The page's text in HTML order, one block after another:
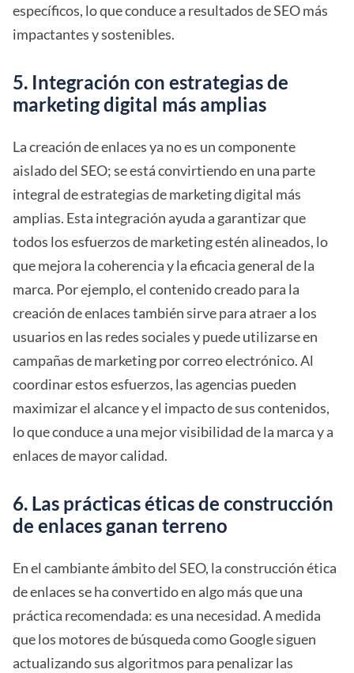
específicos, lo que conduce a resultados de SEO más
impactantes y sostenibles.
5. Integración con estrategias de
marketing digital más amplias
La creación de enlaces ya no es un componente
aislado del SEO; se está convirtiendo en una parte
integral de estrategias de marketing digital más
amplias. Esta integración ayuda a garantizar que
todos los esfuerzos de marketing estén alineados, lo
que mejora la coherencia y la eficacia general de la
marca. Por ejemplo, el contenido creado para la
creación de enlaces también sirve para atraer a los
usuarios en las redes sociales y puede utilizarse en
campañas de marketing por correo electrónico. Al
coordinar estos esfuerzos, las agencias pueden
maximizar el alcance y el impacto de sus contenidos,
lo que conduce a una mejor visibilidad de la marca y a
enlaces de mayor calidad.
6. Las prácticas éticas de construcción
de enlaces ganan terreno
En el cambiante ámbito del SEO, la construcción ética
de enlaces se ha convertido en algo más que una
práctica recomendada: es una necesidad. A medida
que los motores de búsqueda como Google siguen
actualizando sus algoritmos para penalizar las